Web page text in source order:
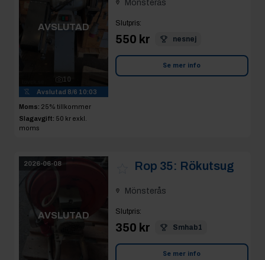
AVSLUTAD
10
Avslutad 8/6 10:03
Moms: 25% tillkommer
Slagavgift: 50 kr exkl.
moms
Mönsterås
Slutpris:
550 kr nesnej
Se mer info
2026-06-08
AVSLUTAD
Rop 35: Rökutsug
Mönsterås
Slutpris:
350 kr Smhab1
Se mer info